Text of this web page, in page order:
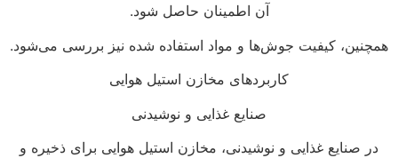
آن اطمینان حاصل شود.
همچنین، کیفیت جوش‌ها و مواد استفاده شده نیز بررسی می‌شود.
کاربردهای مخازن استیل هوایی
صنایع غذایی و نوشیدنی
در صنایع غذایی و نوشیدنی، مخازن استیل هوایی برای ذخیره و